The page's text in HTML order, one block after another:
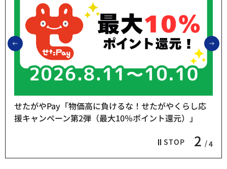
前のスライドを表示
STOP 2 4
せたがやPay「物価高に負けるな！せたがやくらし応
援キャンペーン第2弾（最大10％ポイント還元）」